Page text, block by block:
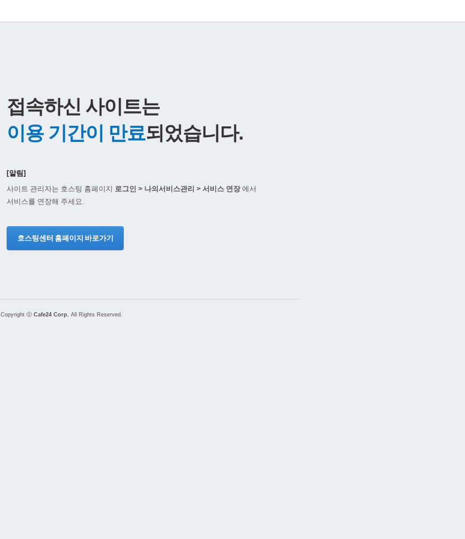
접속하신 사이트는
이용 기간이 만료되었습니다.
[알림]
사이트 관리자는 호스팅 홈페이지 로그인 > 나의서비스관리 > 서비스 연장에서
서비스를 연장해 주세요.
호스팅센터 홈페이지 바로가기
Copyright ⓒ Cafe24 Corp. All Rights Reserved.